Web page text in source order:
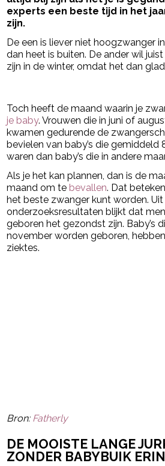
experts een beste tijd in het
zijn.
De een is liever niet hoogzwanger
dan heet is buiten. De ander wil
zijn in de winter, omdat het dan
Toch heeft de maand waarin je
je baby. Vrouwen die in juni of
kwamen gedurende de
bevielen van baby’s die gemiddeld
waren dan baby’s die in andere
Als je het kan plannen, dan is de
maand om te bevallen. Dat
het beste zwanger kunt worden. Uit
onderzoeksresultaten blijkt dat
geboren het gezondst zijn. Baby’s
november worden geboren,
ziektes.
Bron: Fatherly
DE MOOISTE LANGE
ZONDER BABYBUIK